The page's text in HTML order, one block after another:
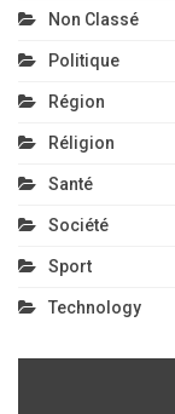
Non Classé
Politique
Région
Réligion
Santé
Société
Sport
Technology